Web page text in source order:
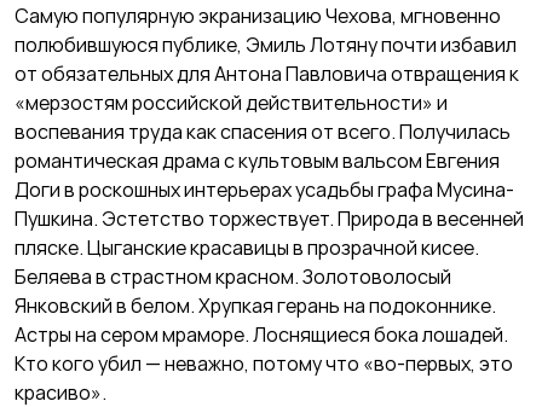
Самую популярную экранизацию Чехова, мгновенно
полюбившуюся публике, Эмиль Лотяну почти избавил
от обязательных для Антона Павловича отвращения к
«мерзостям российской действительности» и
воспевания труда как спасения от всего. Получилась
романтическая драма с культовым вальсом Евгения
Доги в роскошных интерьерах усадьбы графа Мусина-
Пушкина. Эстетство торжествует. Природа в весенней
пляске. Цыганские красавицы в прозрачной кисее.
Беляева в страстном красном. Золотоволосый
Янковский в белом. Хрупкая герань на подоконнике.
Астры на сером мраморе. Лоснящиеся бока лошадей.
Кто кого убил — неважно, потому что «во-первых, это
красиво».